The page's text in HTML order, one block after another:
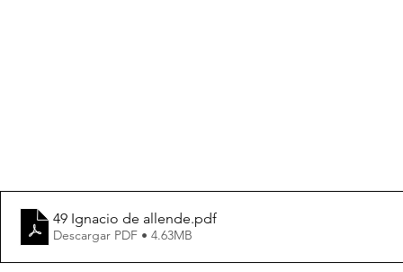
49 Ignacio de allende.pdf
Descargar PDF • 4.63MB